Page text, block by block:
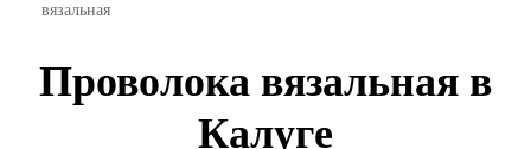
вязальная
Проволока вязальная в
Калуге